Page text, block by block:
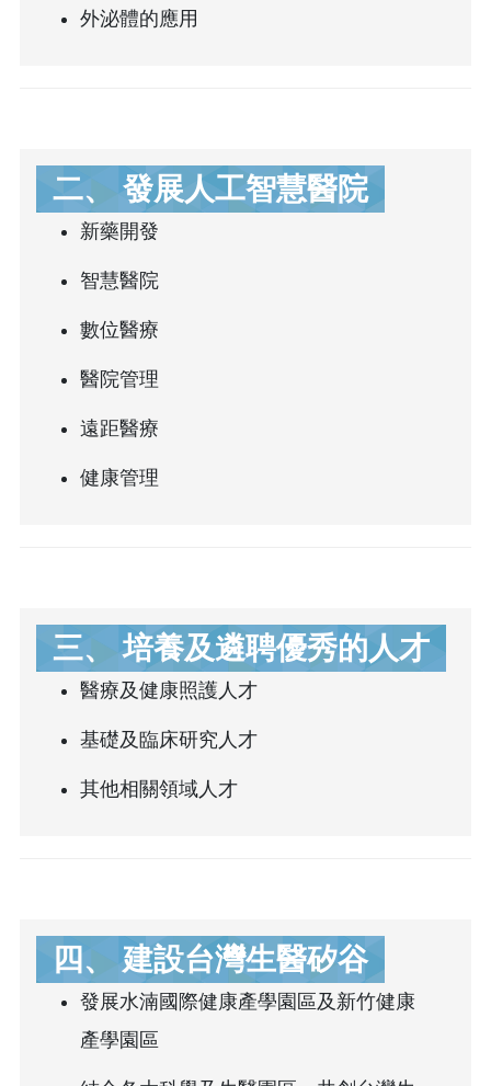
外泌體的應用
二、 發展人工智慧醫院
新藥開發
智慧醫院
數位醫療
醫院管理
遠距醫療
健康管理
三、 培養及遴聘優秀的人才
醫療及健康照護人才
基礎及臨床研究人才
其他相關領域人才
四、 建設台灣生醫矽谷
發展水湳國際健康產學園區及新竹健康
產學園區